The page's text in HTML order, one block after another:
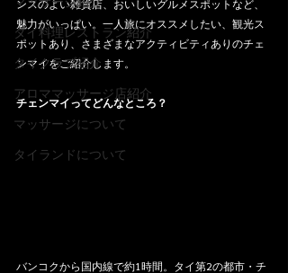
タイ料理レストラン紹介
タイクラブ紹介
アロママッサージ店紹介
マッサージについて
タイランドについて
ンスのよい雑貨店、おいしいグルメスポットなど、
魅力がいっぱい。一人旅にオススメしたい、観光ス
ポットあり、さまざまなアクティビティありのチェ
ンマイをご紹介します。
チェンマイってどんなところ？
バンコクから国内線で約1時間。タイ第2の都市・チ